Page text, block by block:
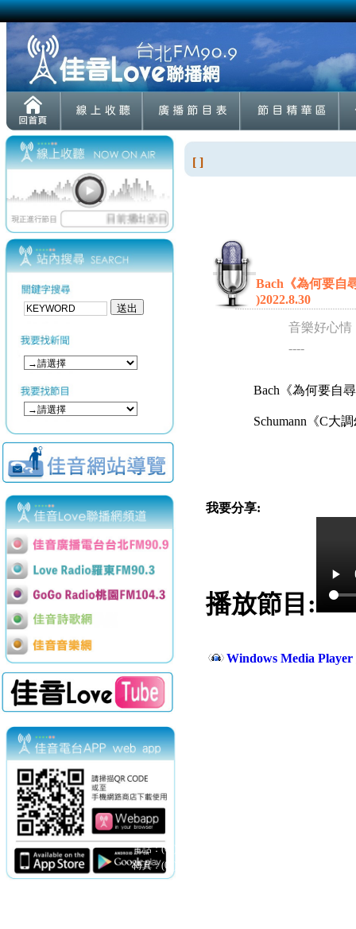
[ ]
Bach《為何要自
)2022.8.30
音樂好心情
----
Bach《為何要自
Schumann《C大
我要分享:
播放節目:
Windows Media
電話：(02)2369-9050
傳真：(02)2362-7816